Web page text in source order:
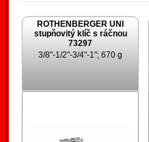
ROTHENBERGER UNI
stupňovitý klíč s ráčnou
73297
3/8"-1/2"-3/4"-1"; 670 g